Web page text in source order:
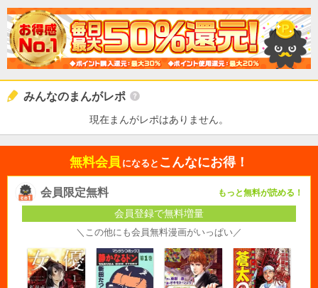
みんなのまんがレポ
現在まんがレポはありません。
無料会員 になると こんなにお得！
会員限定無料 もっと無料が読める！
会員登録で無料増量
＼この他にも会員無料漫画がいっぱい／